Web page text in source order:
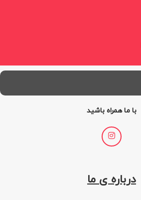
با ما همراه باشید
درباره ی ما